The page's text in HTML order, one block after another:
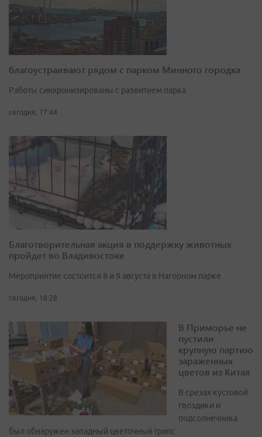
благоустраивают рядом с парком Минного городка
Работы синхронизированы с развитием парка
сегодня, 17:44
Благотворительная акция в поддержку животных
пройдет во Владивостоке
Мероприятие состоится 8 и 9 августа в Нагорном парке
сегодня, 18:28
В Приморье не
пустили
крупную партию
зараженных
цветов из Китая
В срезах кустовой
гвоздики и
подсолнечника
был обнаружен западный цветочный трипс